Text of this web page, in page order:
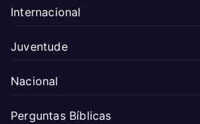
Internacional
Juventude
Nacional
Perguntas Bíblicas